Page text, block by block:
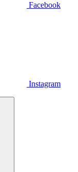
Facebook
Instagram